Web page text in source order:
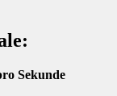
Sekunde